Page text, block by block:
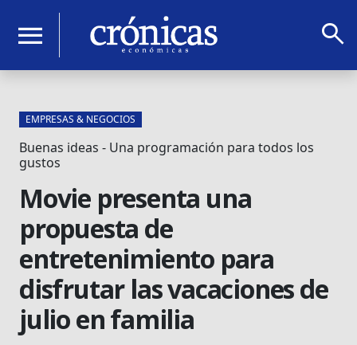
menu search
EMPRESAS & NEGOCIOS
Buenas ideas - Una programación para todos los
gustos
Movie presenta una
propuesta de
entretenimiento para
disfrutar las vacaciones de
julio en familia